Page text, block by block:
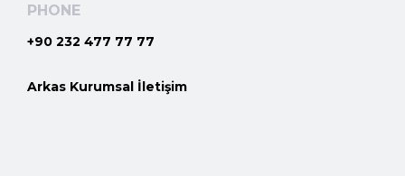
PHONE
+90 232 477 77 77
Arkas Kurumsal İletişim